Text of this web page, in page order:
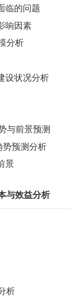
临的问题
响因素
分析
设状况分析
与前景预测
势预测分析
景
与效益分析
析